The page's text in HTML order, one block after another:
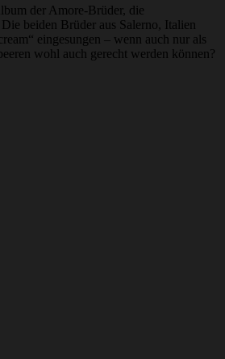
der Amore-Brüder, die
beiden Brüder aus Salerno, Italien
eingesungen – wenn auch nur als
wohl auch gerecht werden können?